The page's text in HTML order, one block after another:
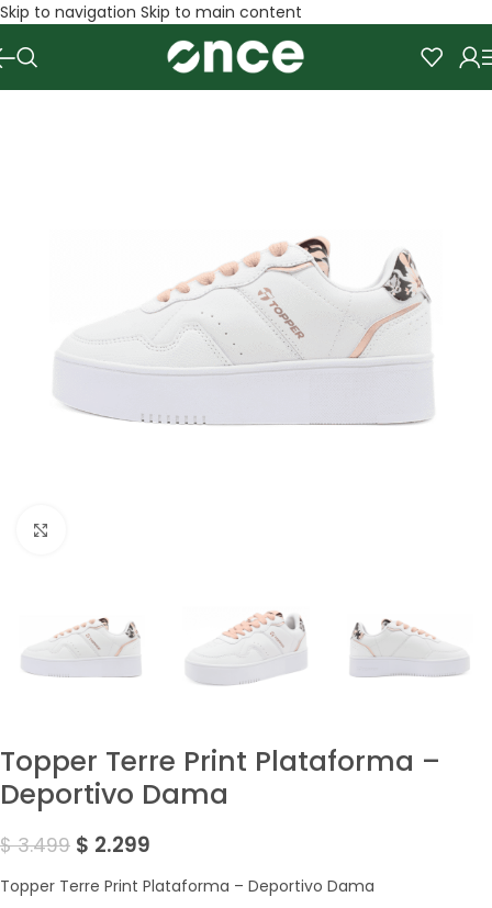
Skip to navigation Skip to main content
Topper Terre Print Plataforma –
Deportivo Dama
$3.499 $ 2.299
Topper Terre Print Plataforma – Deportivo Dama